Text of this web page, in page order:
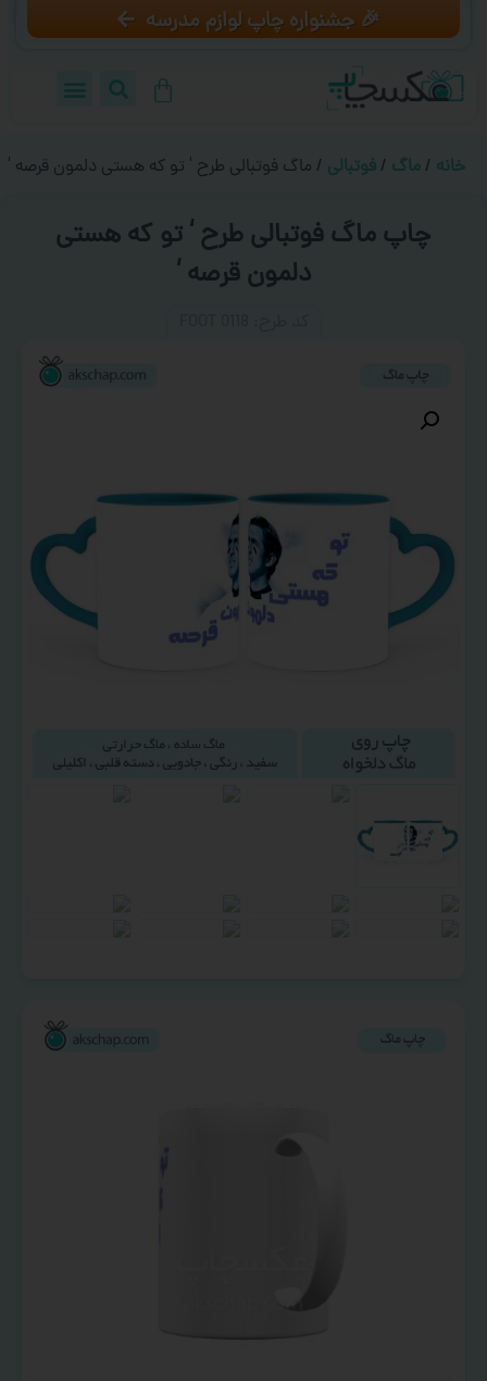
🎉 جشنواره چاپ لوازم مدرسه
خانه / ماگ / فوتبالی / ماگ فوتبالی طرح ‘ تو که هستی دلمون قرصه ‘
چاپ ماگ فوتبالی طرح ‘ تو که هستی
دلمون قرصه ‘